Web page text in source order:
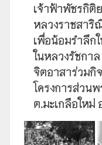
เจ้าฟ้าพัชรกิติ
หลวงราชสาริ
เพื่อน้อมรำลึก
ในหลวงรัชกา
จิตอาสาร่วมกิ
โครงการส่วน
ต.มะเกลือใหม่